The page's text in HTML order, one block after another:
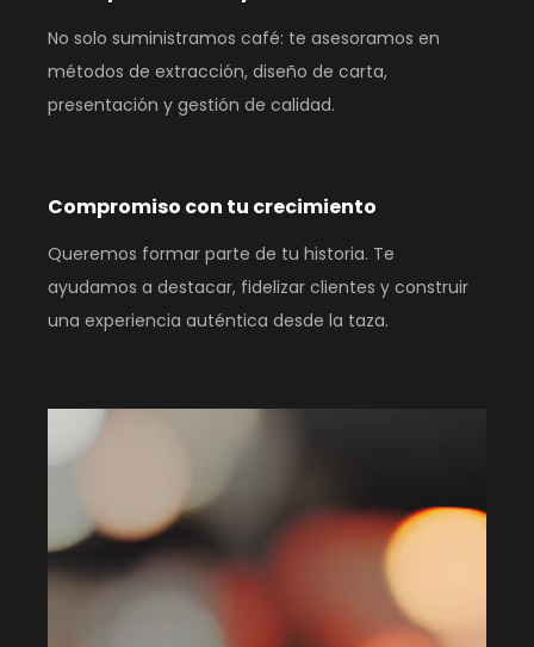
No solo suministramos café: te asesoramos en
métodos de extracción, diseño de carta,
presentación y gestión de calidad.
Compromiso con tu crecimiento
Queremos formar parte de tu historia. Te
ayudamos a destacar, fidelizar clientes y construir
una experiencia auténtica desde la taza.